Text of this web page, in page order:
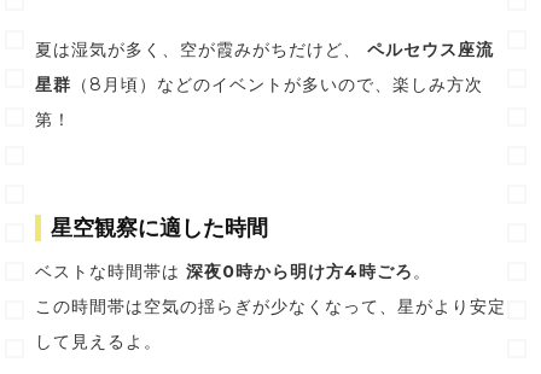
夏は湿気が多く、空が霞みがちだけど、 ペルセウス座流
星群 （8月頃）などのイベントが多いので、楽しみ方次
第！
星空観察に適した時間
ベストな時間帯は 深夜0時から明け方4時ごろ。
この時間帯は空気の揺らぎが少なくなって、星がより安定
して見えるよ。